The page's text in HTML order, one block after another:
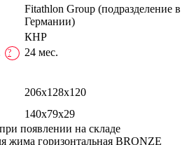
Fitathlon Group (подразделение в
Германии)
КНР
?
24 мес.
206х128x120
140х79x29
появлении на складе
жима горизонтальная BRONZE